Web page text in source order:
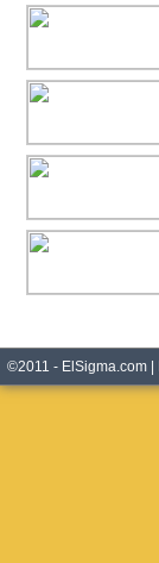
©2011 - ElSigma.com |